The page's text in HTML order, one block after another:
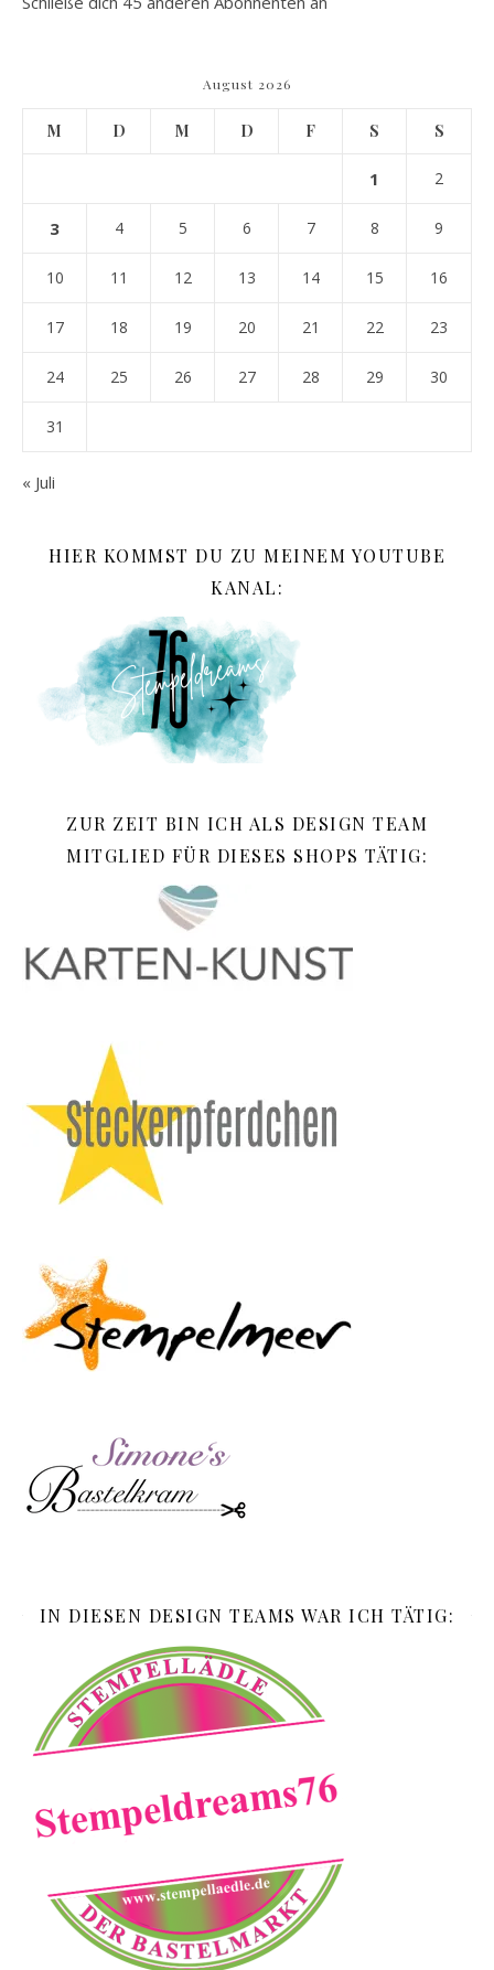
August 2026
M D M D F S S
1 2
3 4 5 6 7 8 9
10 11 12 13 14 15 16
17 18 19 20 21 22 23
24 25 26 27 28 29 30
31
« Juli
HIER KOMMST DU ZU MEINEM YOUTUBE
KANAL:
ZUR ZEIT BIN ICH ALS DESIGN TEAM
MITGLIED FÜR DIESES SHOPS TÄTIG:
IN DIESEN DESIGN TEAMS WAR ICH TÄTIG: